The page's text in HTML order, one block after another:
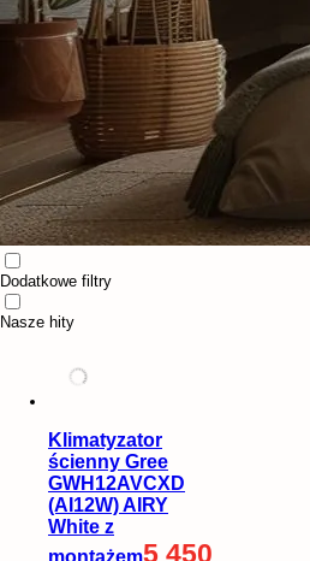
Dodatkowe filtry
Nasze hity
Klimatyzator
ścienny Gree
GWH12AVCXD
(AI12W) AIRY
White z
montażem5 450